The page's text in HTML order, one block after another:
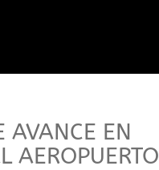
AVANCE EN
AEROPUERTO